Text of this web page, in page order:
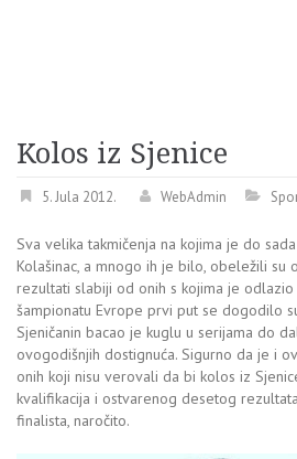
Kolos iz Sjenice
5. Jula 2012. WebAdmin
Sva velika takmičenja na kojima je do
Kolašinac, a mnogo ih je bilo, obeležili su
rezultati slabiji od onih s kojima je odlazio
šampionatu Evrope prvi put se dogodilo
Sjeničanin bacao je kuglu u serijama do
ovogodišnjih dostignuća. Sigurno da je i
onih koji nisu verovali da bi kolos iz
kvalifikacija i ostvarenog desetog
finalista, naročito.